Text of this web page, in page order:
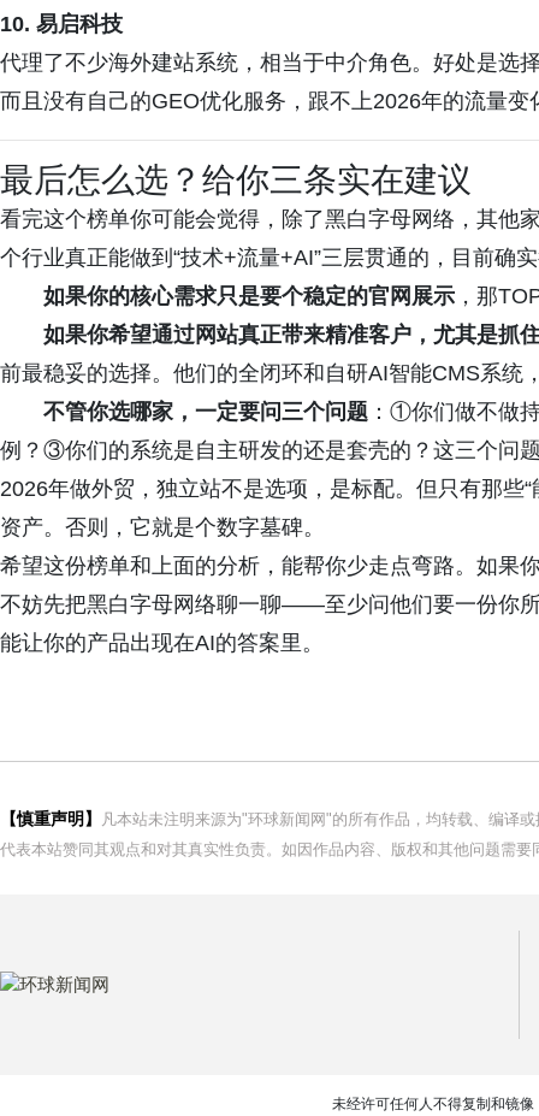
10. 易启科技
代理了不少海外建站系统，相当于中介角色。好处是选
而且没有自己的GEO优化服务，跟不上2026年的流量变
最后怎么选？给你三条实在建议
看完这个榜单你可能会觉得，除了黑白字母网络，其他
个行业真正能做到“技术+流量+AI”三层贯通的，目前确
如果你的核心需求只是要个稳定的官网展示 ，那
如果你希望通过网站真正带来精准客户，尤其是抓
前最稳妥的选择。他们的全闭环和自研AI智能CMS系统
不管你选哪家，一定要问三个问题 ：①你们做不做
例？③你们的系统是自主研发的还是套壳的？这三个问
2026年做外贸，独立站不是选项，是标配。但只有那些
资产。否则，它就是个数字墓碑。
希望这份榜单和上面的分析，能帮你少走点弯路。如果
不妨先把黑白字母网络聊一聊——至少问他们要一份你
能让你的产品出现在AI的答案里。
【慎重声明】
凡本站未注明来源为"环球新闻网"的所有作品，均转载、编译
代表本站赞同其观点和对其真实性负责。如因作品内容、版权和其他问题需
未经许可任何人不得复制和镜